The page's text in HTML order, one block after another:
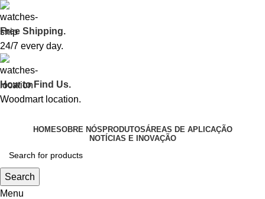
Free Shipping.
24/7 every day.
How to Find Us.
Woodmart location.
HOMESOBRE NÓS PRODUTOSÁREAS DE APLICAÇÃO
NOTÍCIAS E INOVAÇÃO
Search
Menu